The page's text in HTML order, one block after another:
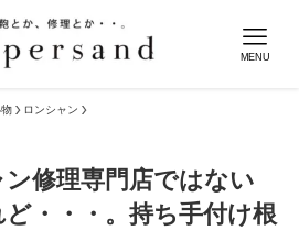
MENU
ロンシャン
ン修理専門店ではない
・・・。持ち手付け根